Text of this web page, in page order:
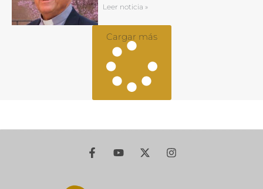
Leer noticia »
Cargar más